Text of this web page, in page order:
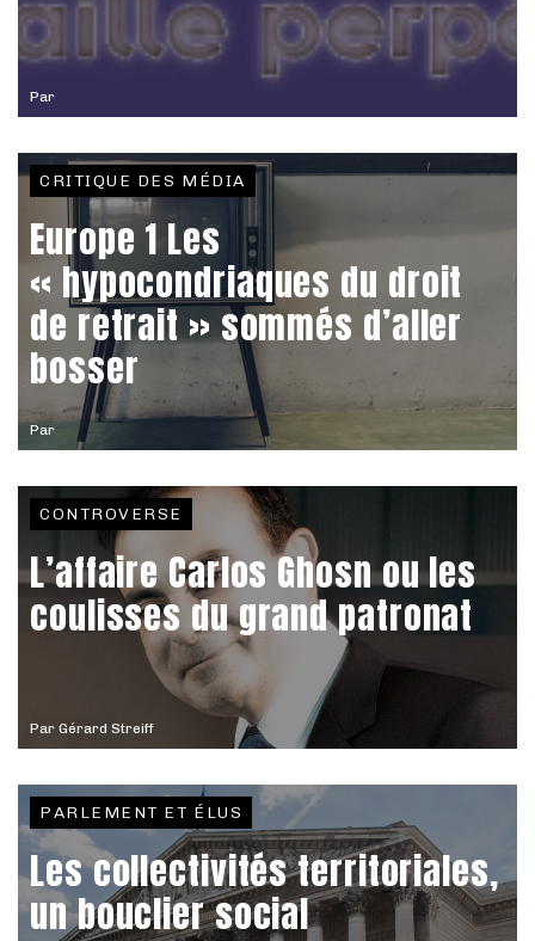
Par
Par
CRITIQUE DES MÉDIA
Europe 1 Les
« hypocondriaques du droit
de retrait » sommés d’aller
bosser
Par Gérard Streiff
CONTROVERSE
L’affaire Carlos Ghosn ou les
coulisses du grand patronat
PARLEMENT ET ÉLUS
Les collectivités territoriales,
un bouclier social